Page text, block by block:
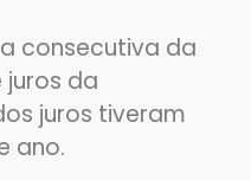
consecutiva da
juros da
juros tiveram
ano.